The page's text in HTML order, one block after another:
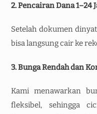
2. Pencairan Dana 1–24
Setelah dokumen
bisa langsung cair ke
3. Bunga Rendah dan
Kami menawarkan
fleksibel, sehingga